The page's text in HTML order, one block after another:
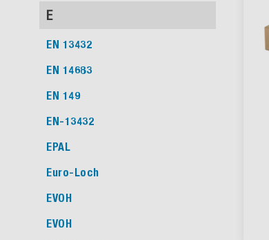
E
EN 13432
EN 14683
EN 149
EN-13432
EPAL
Euro-Loch
EVOH
EVOH